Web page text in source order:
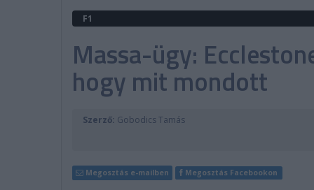
F1
Massa-ügy:
hogy mit mondott
Szerző: Gobodics Tamás
Megosztás e-mailben Megosztás Facebookon